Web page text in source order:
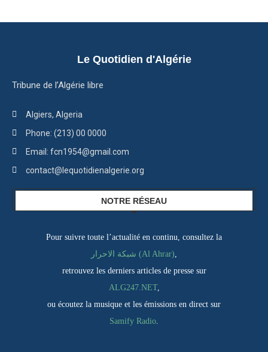
Le Quotidien d'Algérie
Tribune de l’Algérie libre
Algiers, Algeria
Phone: (213) 00 0000
Email: fcn1954@gmail.com
contact@lequotidienalgerie.org
NOTRE RÉSEAU
Pour suivre toute l’actualité en continu, consultez la
شبكة الاحرار (Al Ahrar),
retrouvez les derniers articles de presse sur
ALG247.NET,
ou écoutez la musique et les émissions en direct sur
Samify Radio.